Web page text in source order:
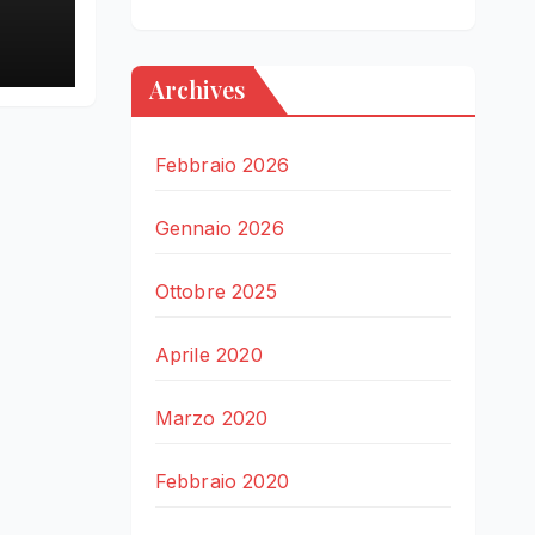
Archives
Febbraio 2026
Gennaio 2026
Ottobre 2025
Aprile 2020
Marzo 2020
Febbraio 2020